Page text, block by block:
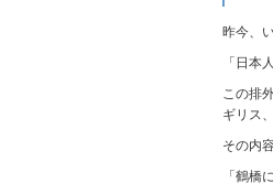
昨今、
「日本
この排
ギリス
その内
「鶴橋